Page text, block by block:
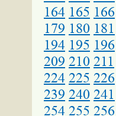
164 165 166
179 180 181
194 195 196
209 210 211
224 225 226
239 240 241
254 255 256